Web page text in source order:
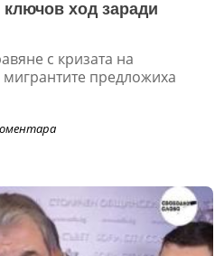
ход заради
с кризата на
мигрантите предложиха